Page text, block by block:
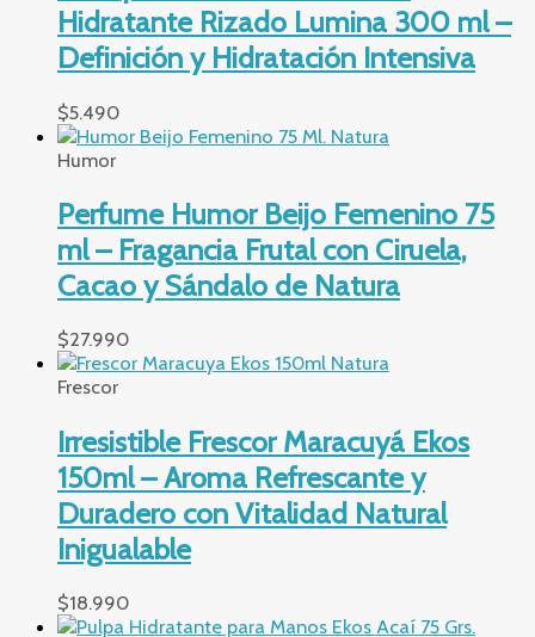
Hidratante Rizado Lumina 300 ml –
Definición y Hidratación Intensiva
$5.490
Humor
Perfume Humor Beijo Femenino 75
ml – Fragancia Frutal con Ciruela,
Cacao y Sándalo de Natura
$27.990
Frescor
Irresistible Frescor Maracuyá Ekos
150ml – Aroma Refrescante y
Duradero con Vitalidad Natural
Inigualable
$18.990